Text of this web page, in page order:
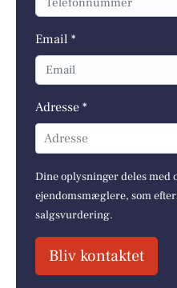
Email *
Adresse *
Adresse
Dine oplysninger deles med
ejendomsmæglere, som
salgsvurdering.
Bliv kontaktet